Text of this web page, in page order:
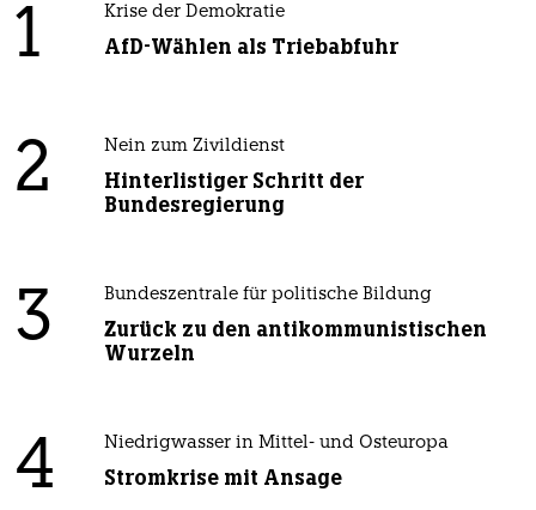
1 Krise der Demokratie
AfD-Wählen als Triebabfuhr
2 Nein zum Zivildienst
Hinterlistiger Schritt der
Bundesregierung
3 Bundeszentrale für politische Bildung
Zurück zu den antikommunistischen
Wurzeln
4 Niedrigwasser in Mittel- und Osteuropa
Stromkrise mit Ansage